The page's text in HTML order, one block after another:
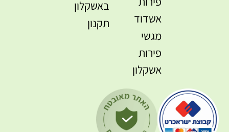
אשדוד
מגשי
פירות
אשקלון
באשקלון
תקנון